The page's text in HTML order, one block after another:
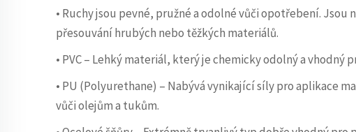
• Ruchy jsou pevné, pružné a odolné vůči opotřebení.
přesouvání hrubých nebo těžkých materiálů.
• PVC – Lehký materiál, který je chemicky odolný a
• PU (Polyurethane) – Nabývá vynikající síly pro aplikace
vůči olejům a tukům.